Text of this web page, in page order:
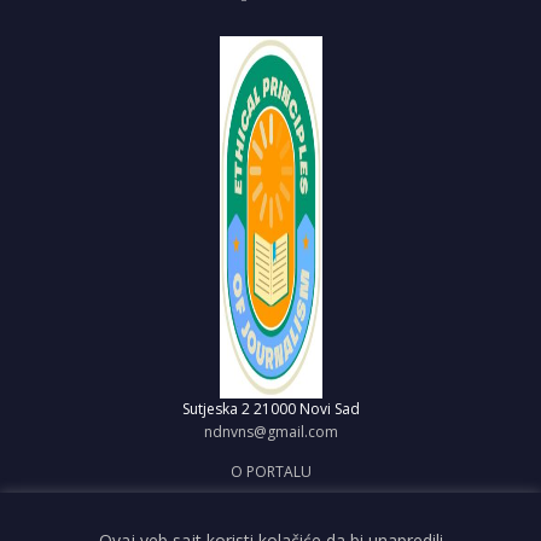
Sutjeska 2 21000 Novi Sad
ndnvns@gmail.com
O PORTALU